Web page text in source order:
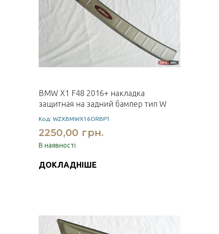
BMW X1 F48 2016+ накладка
защитная на задний бампер тип W
Код: WZXBMWX16ORBP1
2250,00 грн.
В наявності
ДОКЛАДНІШЕ